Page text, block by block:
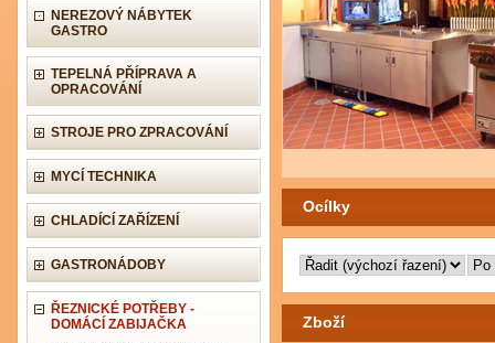
NEREZOVÝ NÁBYTEK
GASTRO
TEPELNÁ PŘÍPRAVA A
OPRACOVÁNÍ
STROJE PRO ZPRACOVÁNÍ
MYCÍ TECHNIKA
CHLADÍCÍ ZAŘÍZENÍ
GASTRONÁDOBY
ŘEZNICKÉ POTŘEBY -
DOMÁCÍ ZABIJAČKA
Ocílky
Zboží